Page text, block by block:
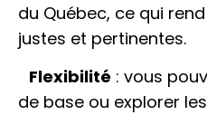
du Québec, ce qui
justes et pertinentes.
Flexibilité : vous
de base ou explorer